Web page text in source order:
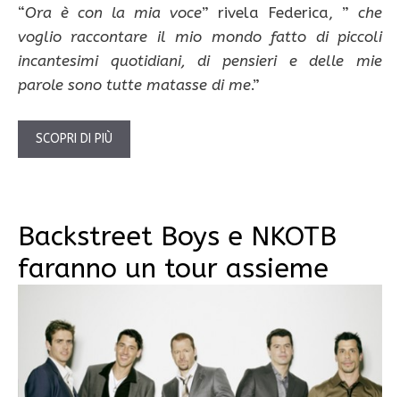
“Ora è con la mia voce” rivela Federica, ” che
voglio raccontare il mio mondo fatto di piccoli
incantesimi quotidiani, di pensieri e delle mie
parole sono tutte matasse di me.”
SCOPRI DI PIÙ
Backstreet Boys e NKOTB
faranno un tour assieme